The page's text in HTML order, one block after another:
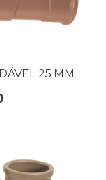
25 MM